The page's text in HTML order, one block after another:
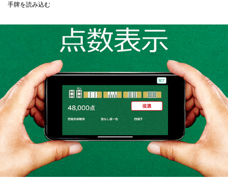
手牌を読み込む